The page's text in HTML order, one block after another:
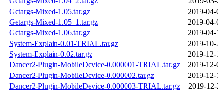
Getargs-Mixed-1.05.tar.gz
2019-04-
Getargs-Mixed-1.05_1.tar.gz
2019-04-
Getargs-Mixed-1.06.tar.gz
2019-04-
System-Explain-0.01-TRIAL.tar.gz
2019-10-
System-Explain-0.02.tar.gz
2019-12-
Dancer2-Plugin-MobileDevice-0.000001-TRIAL.tar.gz
2019-12-
Dancer2-Plugin-MobileDevice-0.000002.tar.gz
2019-12-
Dancer2-Plugin-MobileDevice-0.000003-TRIAL.tar.gz
2019-